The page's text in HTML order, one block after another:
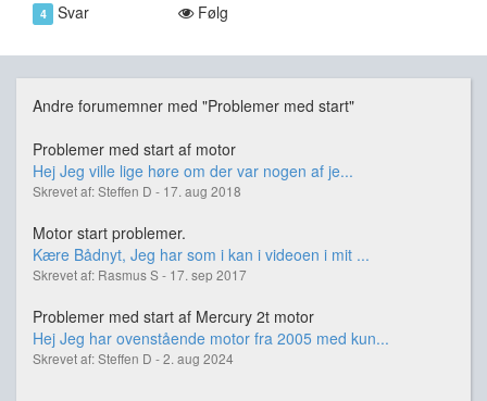
4 Svar Følg
Andre forumemner med "Problemer med start"
Problemer med start af motor
Hej Jeg ville lige høre om der var nogen af je...
Skrevet af: Steffen D - 17. aug 2018
Motor start problemer.
Kære Bådnyt, Jeg har som i kan i videoen i mit ...
Skrevet af: Rasmus S - 17. sep 2017
Problemer med start af Mercury 2t motor
Hej Jeg har ovenstående motor fra 2005 med kun...
Skrevet af: Steffen D - 2. aug 2024